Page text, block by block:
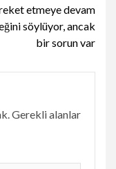
etmeye devam
söylüyor, ancak
bir sorun var
Gerekli alanlar